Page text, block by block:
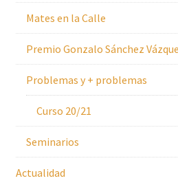
Mates en la Calle
Premio Gonzalo Sánchez
Problemas y + problemas
Curso 20/21
Seminarios
Actualidad